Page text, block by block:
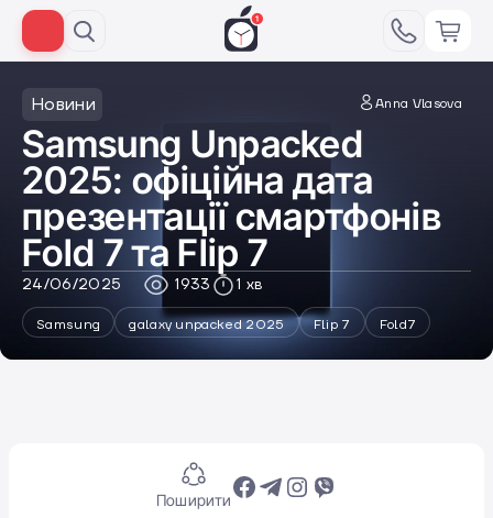
Новини Anna Vlasova
Samsung Unpacked
2025: офіційна дата
презентації смартфонів
Fold 7 та Flip 7
24/06/2025 1933 1 хв
Samsung galaxy unpacked 2025 Flip 7 Fold7
Поширити